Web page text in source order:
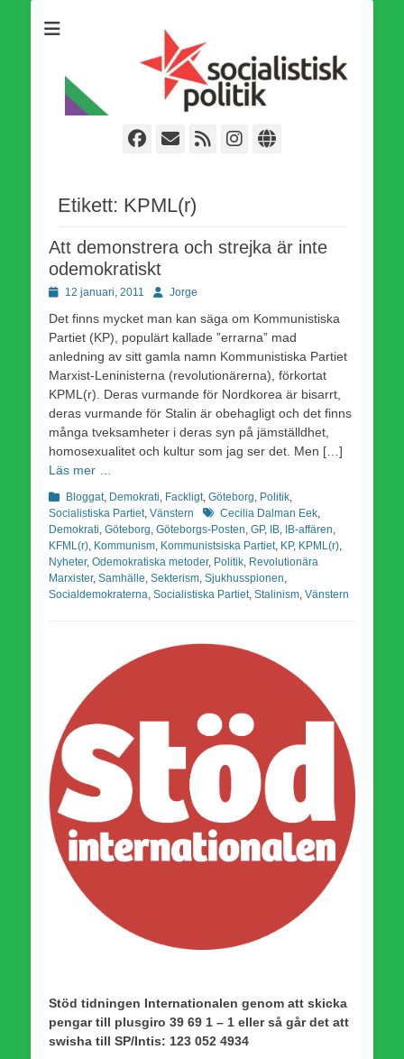
världsomfattande socialistiska Fjärde Internationalen och en viktig
tillgång i kampen för en socialistisk framtid!
Facebook
E-
Webbflöde
Instagram
Webbplats
Etikett: KPML(r)
Att demonstrera och strejka är inte
odemokratiskt
Publicerad
12 januari, 2011 Författare
Jorge
Det finns mycket man kan säga om Kommunistiska
Partiet (KP), populärt kallade ”errarna” mad
anledning av sitt gamla namn Kommunistiska Partiet
Marxist-Leninisterna (revolutionärerna), förkortat
KPML(r). Deras vurmande för Nordkorea är bisarrt,
deras vurmande för Stalin är obehagligt och det finns
många tveksamheter i deras syn på jämställdhet,
homosexualitet och kultur som jag ser det. Men […]
Läs mer …
Kategorier
Bloggat, Demokrati Fackligt, Göteborg Politik
Socialistiska Partiet, Vänstern Etiketter
Cecilia Dalman Eek
Demokrati Göteborg Göteborgs-Posten GP, IB IB-affären
KFML(r) Kommunism Kommunistsiska Partiet, KP, KPML(r)
Nyheter, Odemokratiska metoder, Politik Revolutionära
Marxister, Samhälle Sekterism Sjukhusspionen
Socialdemokraterna Socialistiska Partiet, Stalinism Vänstern
Stöd tidningen Internationalen genom att skicka
pengar till plusgiro 39 69 1 – 1 eller så går det att
swisha till SP/Intis: 123 052 4934